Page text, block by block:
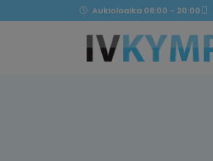
Aukioloaika 08:00 - 20:00